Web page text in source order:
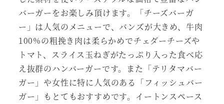
バーガーをお楽しみ頂けます。「チーズバーガ
ー」は人気のメニューで、バンズが大きめ、牛肉
100%の粗挽き肉は柔らかめでチェダーチーズや
トマト、スライス玉ねぎがたっぷり入った食べ応
え抜群のハンバーガーです。また「テリタマバー
ガー」や女性に特に人気のある「フィッシュバー
ガー」もとてもおすすめです。イートンスペース